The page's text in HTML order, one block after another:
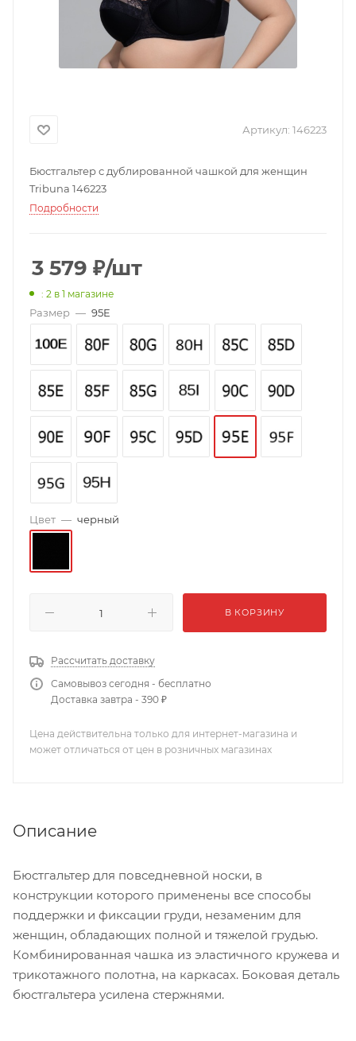
Артикул: 146223
Бюстгальтер с дублированной чашкой для женщин
Tribuna 146223
Подробности
3 579 ₽/шт
: 2 в 1 магазине
Размер — 95E
Цвет — черный
В КОРЗИНУ
Рассчитать доставку
Самовывоз сегодня - бесплатно
Доставка завтра - 390 ₽
Цена действительна только для интернет-магазина и
может отличаться от цен в розничных магазинах
Описание
Бюстгальтер для повседневной носки, в
конструкции которого применены все способы
поддержки и фиксации груди, незаменим для
женщин, обладающих полной и тяжелой грудью.
Комбинированная чашка из эластичного кружева и
трикотажного полотна, на каркасах. Боковая деталь
бюстгальтера усилена стержнями.